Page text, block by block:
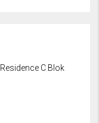
C Blok